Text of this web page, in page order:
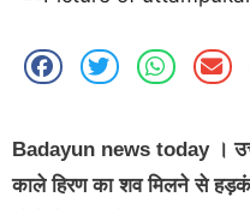
Badayun news today।
काले हिरण का शव मिलने से